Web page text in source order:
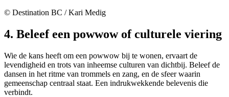
© Destination BC / Kari Medig
4. Beleef een powwow of culturele viering
Wie de kans heeft om een powwow bij te wonen, ervaart de
levendigheid en trots van inheemse culturen van dichtbij. Beleef de
dansen in het ritme van trommels en zang, en de sfeer waarin
gemeenschap centraal staat. Een indrukwekkende belevenis die
verbindt.